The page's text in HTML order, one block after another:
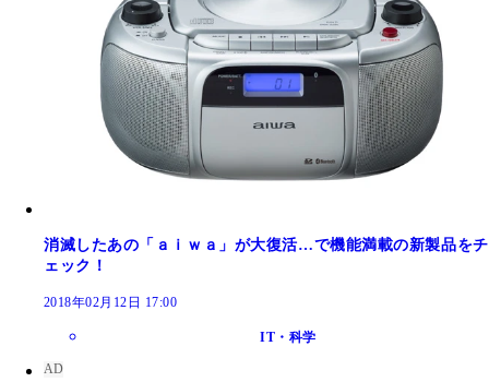
店の注文用端末などを開発。生活に密着した製品
を得意とするメーカーだ
消滅したあの「ａｉｗａ」が大復活…で機能満載の新製品をチ
ェック！
2018年02月12日 17:00
IT・科学